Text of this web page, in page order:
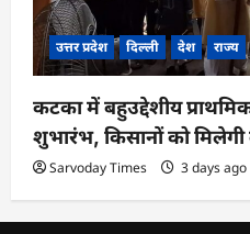
उत्तर प्रदेश दिल्ली देश राज्य
कटका में बहुउद्देशीय
शुभारंभ, किसानों को
Sarvoday Times 3 days ago